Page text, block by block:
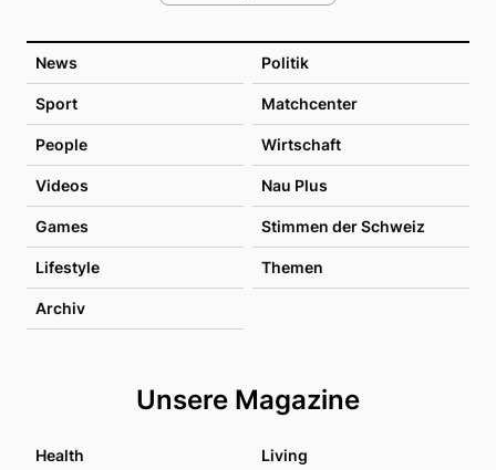
News Politik
Sport Matchcenter
People Wirtschaft
Videos Nau Plus
Games Stimmen der Schweiz
Lifestyle Themen
Archiv
Unsere Magazine
Health Living